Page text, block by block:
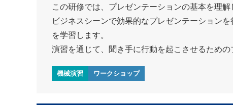
この研修では、プレゼンテーションの基本を理解
ビジネスシーンで効果的なプレゼンテーション
を学習します。
演習を通じて、聞き手に行動を起こさせるため
機械演習 ワークショップ